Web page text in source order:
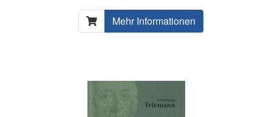
Mehr Informationen